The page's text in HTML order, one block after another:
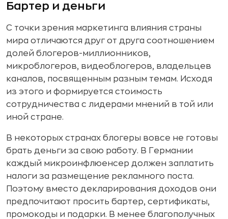
Бартер и деньги
С точки зрения маркетинга влияния страны
мира отличаются друг от друга соотношением
долей блогеров-миллионников,
микроблогеров, видеоблогеров, владельцев
каналов, посвященным разным темам. Исходя
из этого и формируется стоимость
сотрудничества с лидерами мнений в той или
иной стране.
В некоторых странах блогеры вовсе не готовы
брать деньги за свою работу. В Германии
каждый микроинфлюенсер должен заплатить
налоги за размещение рекламного поста.
Поэтому вместо декларирования доходов они
предпочитают просить бартер, сертификаты,
промокоды и подарки. В менее благополучных